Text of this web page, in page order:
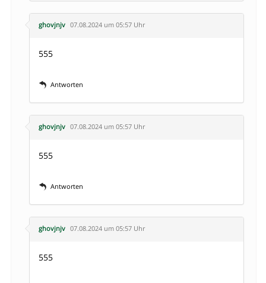
ghovjnjv 07.08.2024 um 05:57 Uhr
555
Antworten
ghovjnjv 07.08.2024 um 05:57 Uhr
555
Antworten
ghovjnjv 07.08.2024 um 05:57 Uhr
555